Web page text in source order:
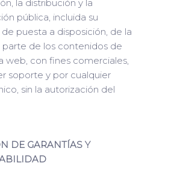
la distribución y la
pública, incluida su
puesta a disposición, de la
de los contenidos de
web, con fines comerciales,
soporte y por cualquier
sin la autorización del
DE GARANTÍAS Y